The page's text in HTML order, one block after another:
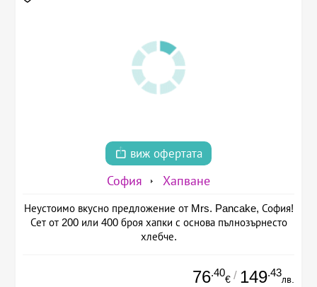
виж офертата
София Хапване
Неустоимо вкусно предложение от Mrs. Pancake, София!
Сет от 200 или 400 броя хапки с основа пълнозърнесто
хлебче.
76.40
€ / 149.43
лв.